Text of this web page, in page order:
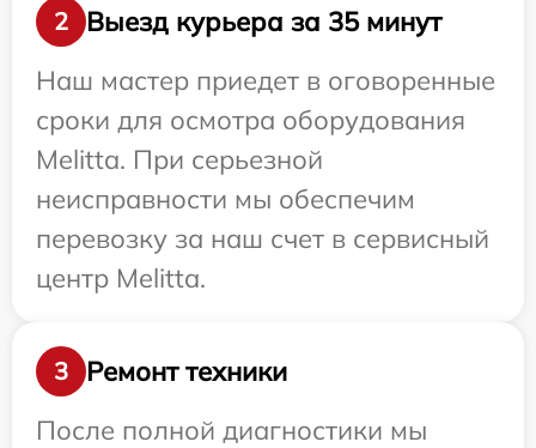
2
Выезд курьера за 35 минут
Наш мастер приедет в оговоренные
сроки для осмотра оборудования
Melitta. При серьезной
неисправности мы обеспечим
перевозку за наш счет в сервисный
центр Melitta.
3
Ремонт техники
После полной диагностики мы